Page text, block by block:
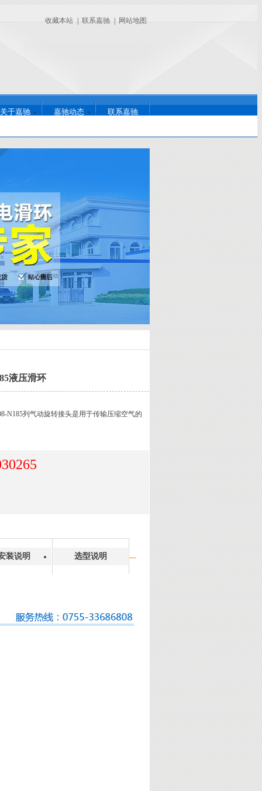
收藏本站 联系嘉驰 网站地图
关于嘉驰 嘉驰动态 联系嘉驰
液压滑环
N185列气动旋转接头是用于传输压缩空气的
装说明 选型说明